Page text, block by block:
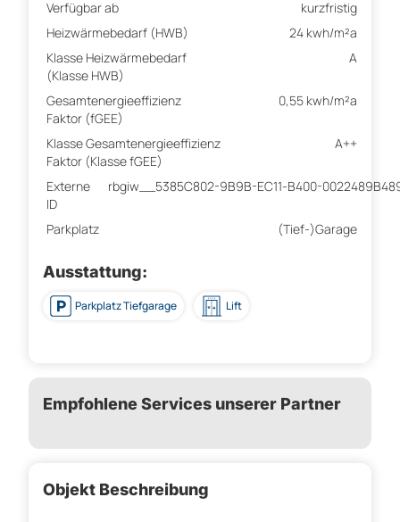
Verfügbar ab
kurzfristig
Heizwärmebedarf (HWB)
24 kwh/m²a
Klasse Heizwärmebedarf
(Klasse HWB)
A
Gesamtenergieeffizienz
Faktor (fGEE)
0,55 kwh/m²a
Klasse Gesamtenergieeffizienz
Faktor (Klasse fGEE)
A++
Externe
ID
rbgiw__5385C802-9B9B-EC11-B400-
Parkplatz (Tief-)Garage
Ausstattung:
Parkplatz Tiefgarage Lift
Empfohlene Services unserer Partner
Objekt Beschreibung